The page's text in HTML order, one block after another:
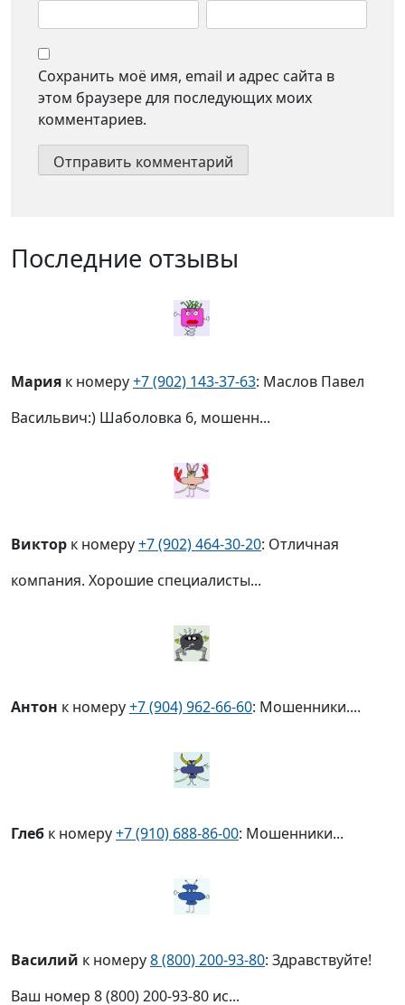
Сохранить моё имя, email и адрес сайта в
этом браузере для последующих моих
комментариев.
Последние отзывы
Мария к номеру+7 (902) 143-37-63: Маслов Павел
Васильвич:) Шаболовка 6, мошенн...
Виктор к номеру+7 (902) 464-30-20: Отличная
компания. Хорошие специалисты...
Антон к номеру+7 (904) 962-66-60: Мошенники....
Глеб к номеру+7 (910) 688-86-00: Мошенники...
Василий к номеру8 (800) 200-93-80: Здравствуйте!
Ваш номер 8 (800) 200-93-80 ис...